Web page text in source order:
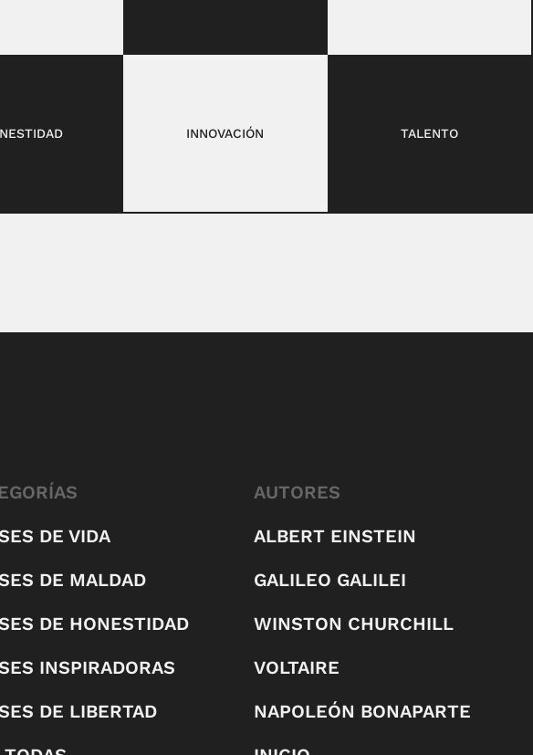
INNOVACIÓN TALENTO
DE VIDA
DE MALDAD
DE HONESTIDAD
INSPIRADORAS
DE LIBERTAD
AUTORES
ALBERT EINSTEIN
GALILEO GALILEI
WINSTON CHURCHILL
VOLTAIRE
NAPOLEÓN BONAPARTE